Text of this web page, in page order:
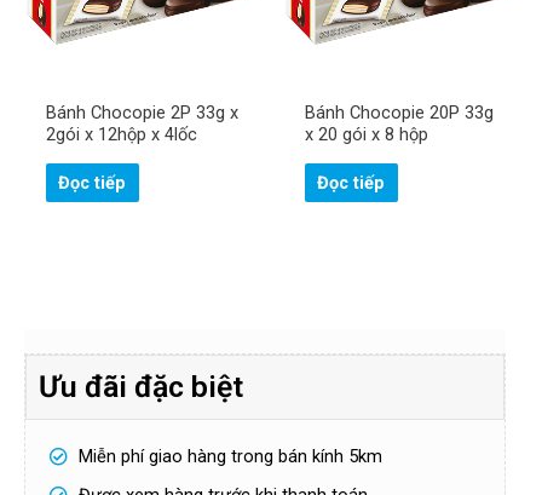
Bánh Chocopie 2P 33g x
2gói x 12hộp x 4lốc
Đọc tiếp
Bánh Chocopie 20P 33g
x 20 gói x 8 hộp
Đọc tiếp
Ưu đãi đặc biệt
Miễn phí giao hàng trong bán kính 5km